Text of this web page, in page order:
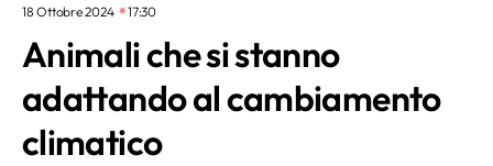
18 Ottobre 2024 17:30
Animali che si stanno
adattando al cambiamento
climatico